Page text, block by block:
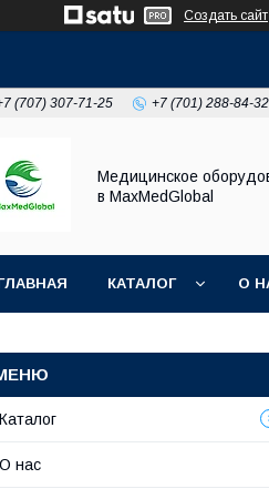
Создать сайт
(707) 307-71-25 +7 (701) 288-84-32
Медицинское
в MaxMedGlobal
КАТАЛОГ О
Каталог
О нас